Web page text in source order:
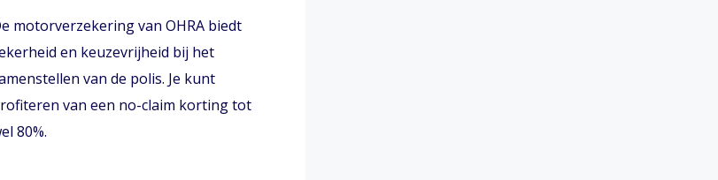
motorverzekering van OHRA biedt
en keuzevrijheid bij het
van de polis. Je kunt
van een no-claim korting tot
80%.